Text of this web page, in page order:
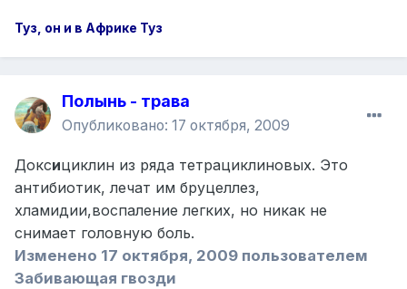
Туз, он и в Африке Туз
Полынь - трава
Опубликовано: 17 октября, 2009
Доксициклин из ряда тетрациклиновых. Это
антибиотик, лечат им бруцеллез,
хламидии,воспаление легких, но никак не
снимает головную боль.
Изменено 17 октября, 2009 пользователем
Забивающая гвозди